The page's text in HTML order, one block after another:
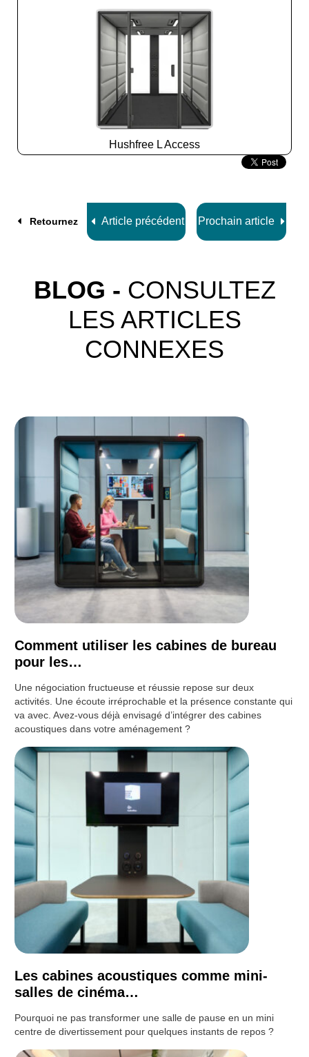
Hushfree L Access
Slide
Retournez Article précédent Prochain article
BLOG - CONSULTEZ
LES ARTICLES
CONNEXES
Comment utiliser les cabines de bureau
pour les…
Une négociation fructueuse et réussie repose sur deux
activités. Une écoute irréprochable et la présence constante qui
va avec. Avez-vous déjà envisagé d’intégrer des cabines
acoustiques dans votre aménagement ?
Les cabines acoustiques comme mini-
salles de cinéma…
Pourquoi ne pas transformer une salle de pause en un mini
centre de divertissement pour quelques instants de repos ?